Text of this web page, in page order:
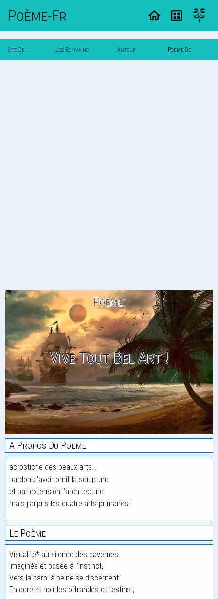
Poème-Fr
Site De Les Ecrivains Auteur Poeme De
Poème:
Vive Tout Bel Art !
A Propos Du Poeme
acrostiche des beaux arts…
pardon d’avoir omit la sculpture
et par extension l’architecture
mais j’ai pris les quatre arts primaires !
Le Poème
Visualité* au silence des cavernes
Imaginée et posée à l’instinct,
Vers la paroi à peine se discernent
En ocre et noir les offrandes et festins ;